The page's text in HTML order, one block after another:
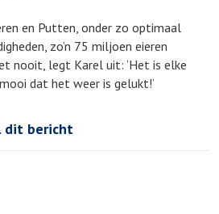
en Putten, onder zo optimaal
zo’n 75 miljoen eieren
nooit, legt Karel uit: ‘Het is elke
dat het weer is gelukt!’
dit bericht